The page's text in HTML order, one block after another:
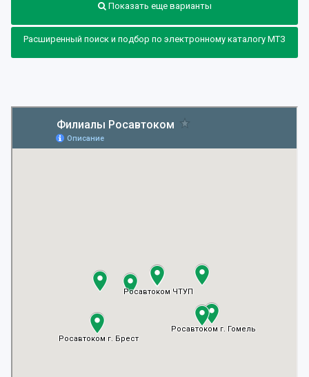
Показать еще варианты
Расширенный поиск и подбор по электронному каталогу МТЗ